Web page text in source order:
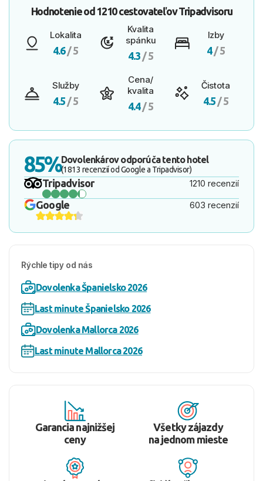
Hodnotenie od 1210 cestovateľovTripadvisoru
Lokalita
4.6/ 5
Kvalita
spánku
4.3 / 5
Izby
4/ 5
Služby
4.5 / 5
Cena/
kvalita
4.4/ 5
Čistota
4.5 / 5
85%Dovolenkárov odporúča tento hotel
(1813 recenzií od Google a Tripadvisor)
Tripadvisor 1210 recenzií
Google 603 recenzií
Rýchle tipy od nás
Dovolenka Španielsko 2026
Last minute Španielsko 2026
Dovolenka Mallorca 2026
Last minute Mallorca 2026
Garancia najnižšej
ceny
Všetky zájazdy
na jednom mieste